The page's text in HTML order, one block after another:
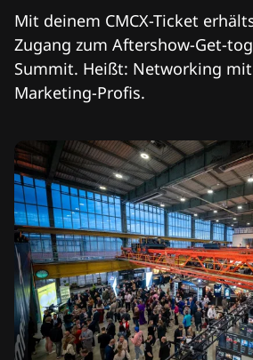
Mit deinem CMCX-Ticket
Zugang zum Aftershow-Get-
Summit. Heißt: Networking mit
Marketing-Profis.